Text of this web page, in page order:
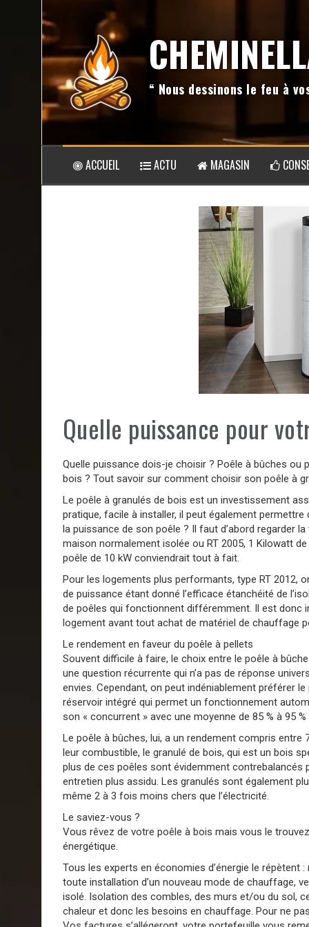
“ Nous dessinons le feu à
ACCUEIL ACTU MAGASIN
Quelle puissance pour
Quelle puissance dois-je choisir ? Poêle à bûches ou
bois ? Tout savoir sur comment choisir son poêle à
Le poêle à granulés de bois est un investissement
pratique, facile à installer, il peut également
la puissance de son poêle ? Il faut d’abord regarder
maison normalement isolée ou RT 2005, 1 Kilowatt
poêle de 10 kW conviendrait tout à fait.
Pour les logements plus performants, type RT 2012,
de puissance étant donné l’efficace étanchéité de
de poêles qui fonctionnent différemment. Il est donc
logement avant tout achat de matériel de chauffage
Le rendement en faveur du poêle à pellets
Souvent difficile à faire, le choix entre le poêle à
une question récurrente qui n’a pas de réponse
envies. Cependant, on peut indéniablement préférer
réservoir intégré qui permet un fonctionnement
son « concurrent » avec une moyenne de 85 % à 95
Le poêle à bûches, lui, a un rendement compris entre
leur combustible, le granulé de bois, qui est un bois
plus de ces poêles sont évidemment contrebalancés
entretien plus assidu. Les granulés sont également
même 2 à 3 fois moins chers que l’électricité.
Le saviez-vous ?
Vous rêvez de votre poêle à bois mais vous le
énergétique.
Tous les experts en économies d’énergie le répètent
toute installation d’un nouveau mode de chauffage,
isolé. Isolation des combles, des murs et/ou du sol,
chaleur et donc les besoins en chauffage. Pour ne